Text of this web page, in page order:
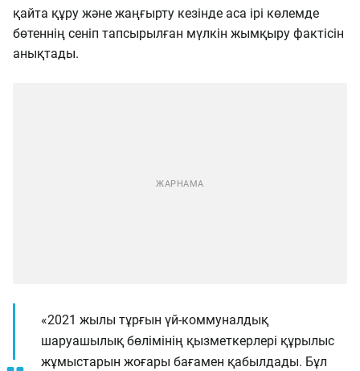
қайта құру және жаңғырту кезінде аса ірі көлемде
бөтеннің сеніп тапсырылған мүлкін жымқыру фактісін
анықтады.
«2021 жылы тұрғын үй-коммуналдық
шаруашылық бөлімінің қызметкерлері құрылыс
жұмыстарын жоғары бағамен қабылдады. Бұл